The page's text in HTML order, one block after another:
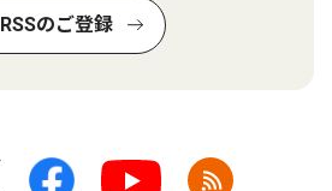
RSSのご登録